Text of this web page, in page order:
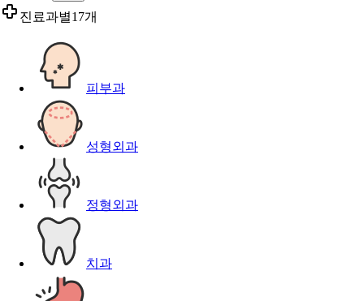
진료과별17개
피부과
성형외과
정형외과
치과